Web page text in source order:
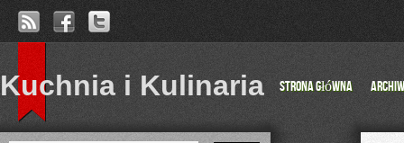
Kuchnia i Kulinaria Strona główna